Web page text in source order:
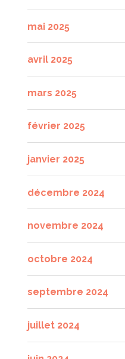
mai 2025
avril 2025
mars 2025
février 2025
janvier 2025
décembre 2024
novembre 2024
octobre 2024
septembre 2024
juillet 2024